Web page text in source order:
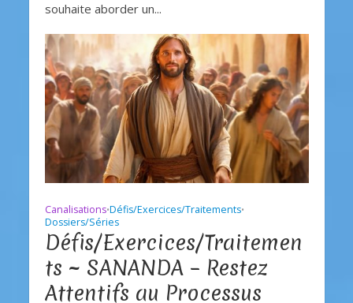
souhaite aborder un...
Canalisations•Défis/Exercices/Traitements•
Dossiers/Séries
Défis/Exercices/Traitemen
ts ~ SANANDA – Restez
Attentifs au Processus